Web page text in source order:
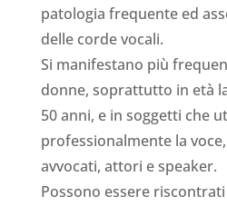
patologia frequente ed
delle corde vocali.
Si manifestano più
donne, soprattutto in età
50 anni, e in soggetti che
professionalmente la
avvocati, attori e speaker.
Possono essere